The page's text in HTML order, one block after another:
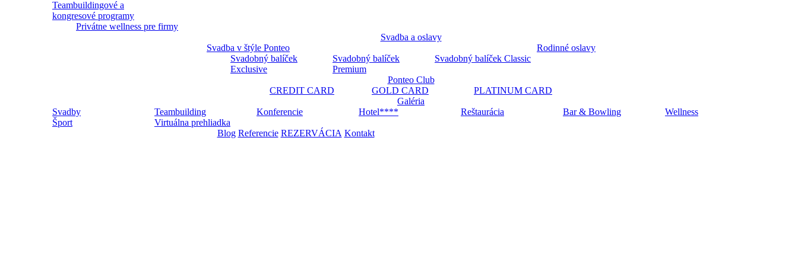
Teambuildingové a
kongresové programy
Privátne wellness pre firmy
Svadba a oslavy
Svadba v štýle Ponteo
Svadobný balíček
Exclusive
Svadobný balíček
Premium
Svadobný balíček Classic
Rodinné oslavy
Ponteo Club
CREDIT CARD
GOLD CARD
PLATINUM CARD
Galéria
Svadby
Teambuilding Konferencie Hotel**** Reštaurácia Bar & Bowling
Wellness
Šport
Virtuálna prehliadka
Blog Referencie REZERVÁCIA Kontakt